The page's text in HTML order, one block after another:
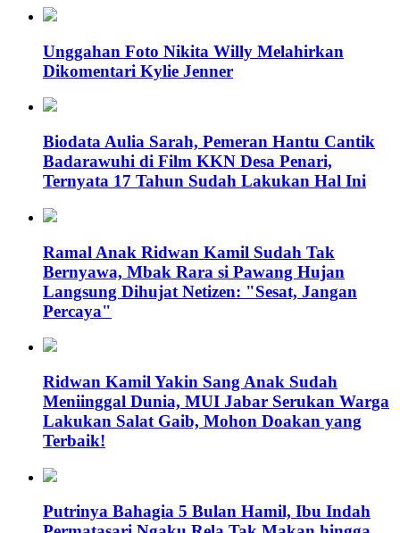
Unggahan Foto Nikita Willy Melahirkan
Dikomentari Kylie Jenner
Biodata Aulia Sarah, Pemeran Hantu Cantik
Badarawuhi di Film KKN Desa Penari,
Ternyata 17 Tahun Sudah Lakukan Hal Ini
Ramal Anak Ridwan Kamil Sudah Tak
Bernyawa, Mbak Rara si Pawang Hujan
Langsung Dihujat Netizen: "Sesat, Jangan
Percaya"
Ridwan Kamil Yakin Sang Anak Sudah
Meniinggal Dunia, MUI Jabar Serukan Warga
Lakukan Salat Gaib, Mohon Doakan yang
Terbaik!
Putrinya Bahagia 5 Bulan Hamil, Ibu Indah